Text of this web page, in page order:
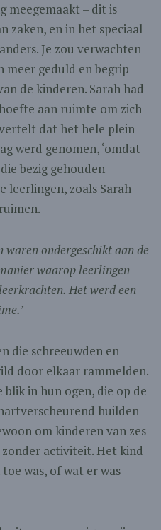
meegemaakt – dit is
zaken, en in het speciaal
Je zou verwachten
meer geduld en begrip
de kinderen. Sarah had
aan ruimte om zich
dat het hele plein
werd genomen, ‘omdat
bezig gehouden
leerlingen, zoals Sarah
waren ondergeschikt aan de
waarop leerlingen
Het werd een
die schreeuwden en
door elkaar rammelden.
in hun ogen, die op de
huilden
om kinderen van zes
activiteit. Het kind
was, of wat er was